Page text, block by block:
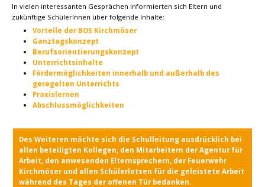
In vielen interessanten Gesprächen informierten sich Eltern und
zukünftige SchülerInnen über folgende Inhalte:
Vorteile der BOS Kirchmöser
Ganztagskonzept
Berufsorientierungskonzept
Unterrichtsinhalte
Fördermöglichkeiten innerhalb und außerhalb des
geregelten Unterrichts
Praxislernen
Abschlussmöglichkeiten
Des Weiteren möchte sich die Schulleitung ausdrücklich bei
allen beteiligten Kollegen, den Mitarbeitern der Agentur für
Arbeit, den anwesenden Elternsprechern, der Feuerwehr
Kirchmöser und allen Schülerlotsen für die geleistete Arbeit
während des Tages der offenen Tür bedanken.